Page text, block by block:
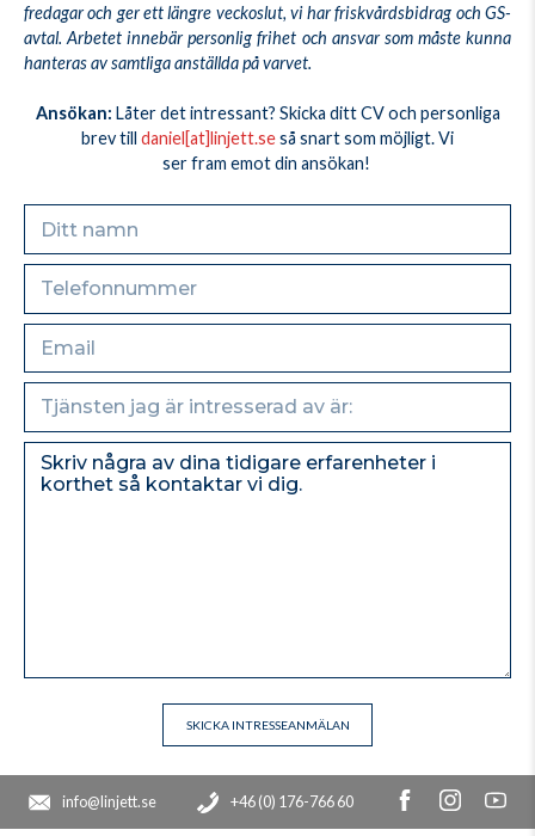
fredagar och ger ett längre veckoslut, vi har friskvårdsbidrag och GS-
avtal. Arbetet innebär personlig frihet och ansvar som måste kunna
hanteras av samtliga anställda på varvet.
Ansökan: Låter det intressant? Skicka ditt CV och personliga
brev till daniel[at]linjett.seså snart som möjligt.Vi
ser fram emot din ansökan!
info@linjett.se +46 (0) 176-766 60